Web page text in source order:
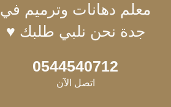
معلم دهانات وترميم في
جدة نحن نلبي طلبك ♥
0544540712
اتصل الآن